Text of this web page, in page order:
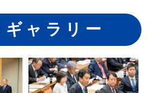
ギャラリー